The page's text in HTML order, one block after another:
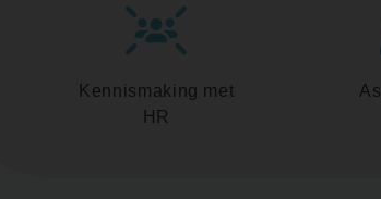
Kennismaking met
HR